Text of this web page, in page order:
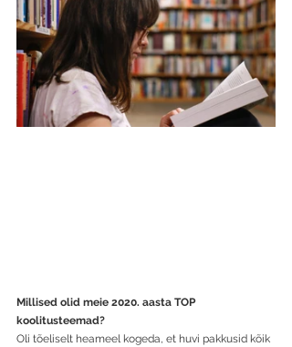
Millised olid meie 2020. aasta TOP
koolitusteemad?
Oli tõeliselt heameel kogeda, et huvi pakkusid kõik